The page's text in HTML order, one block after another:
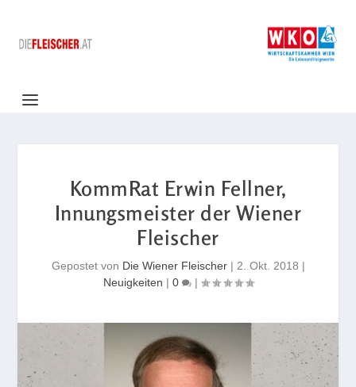
KommRat Erwin Fellner,
Innungsmeister der Wiener
Fleischer
Gepostet von Die Wiener Fleischer| 2. Okt. 2018 |
Neuigkeiten | 0 |